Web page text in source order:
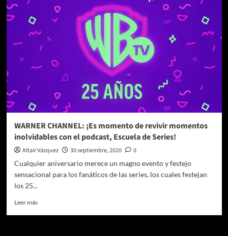
presenta
“Electric”,
canción
video
musical
colaboración
Pokémon
WARNER CHANNEL: ¡Es momento de revivir momentos
inolvidables con el podcast, Escuela de Series!
Altair Vázquez 30 septiembre, 2020
0
Cualquier aniversario merece un magno evento y festejo
sensacional para los fanáticos de las series, los cuales festejan
los 25...
Leer másLeer